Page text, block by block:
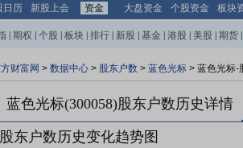
日历 新股上会 资金 大盘资金 个股资金 板块
期权 个股 板块 排行 新股 基金 港股 美股 期货
财富网 > 数据中心 > 股东户数 > 蓝色光标 > 蓝色光标-
蓝色光标(300058)股东户数历史详情
股东户数历史变化趋势图